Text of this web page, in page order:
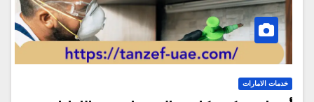
خدمات الامارات